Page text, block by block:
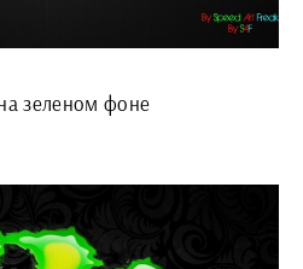
зеленом фоне